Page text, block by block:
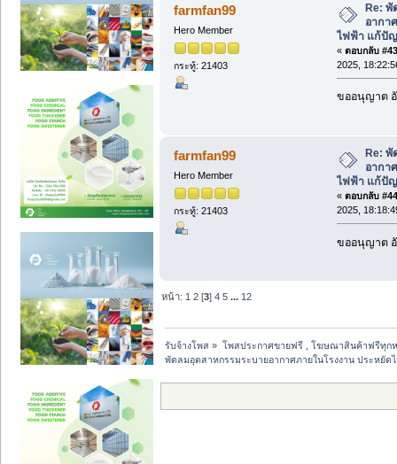
farmfan99
Hero Member
กระทู้: 21403
Re: พั
อากา
ไฟฟ้า แก้ปั
« ตอบกลับ
2025,
ขออนุญาต
farmfan99
Hero Member
กระทู้: 21403
Re: พั
อากา
ไฟฟ้า แก้ปั
« ตอบกลับ
2025,
ขออนุญาต
หน้า: 1 2 [3]4 5 ... 12
รับจ้างโพส » โพสประกาศขายฟรี , โฆษณาสินค้าฟรีทุก
พัดลมอุตสาหกรรมระบายอากาศภายในโรงงาน ประหยั